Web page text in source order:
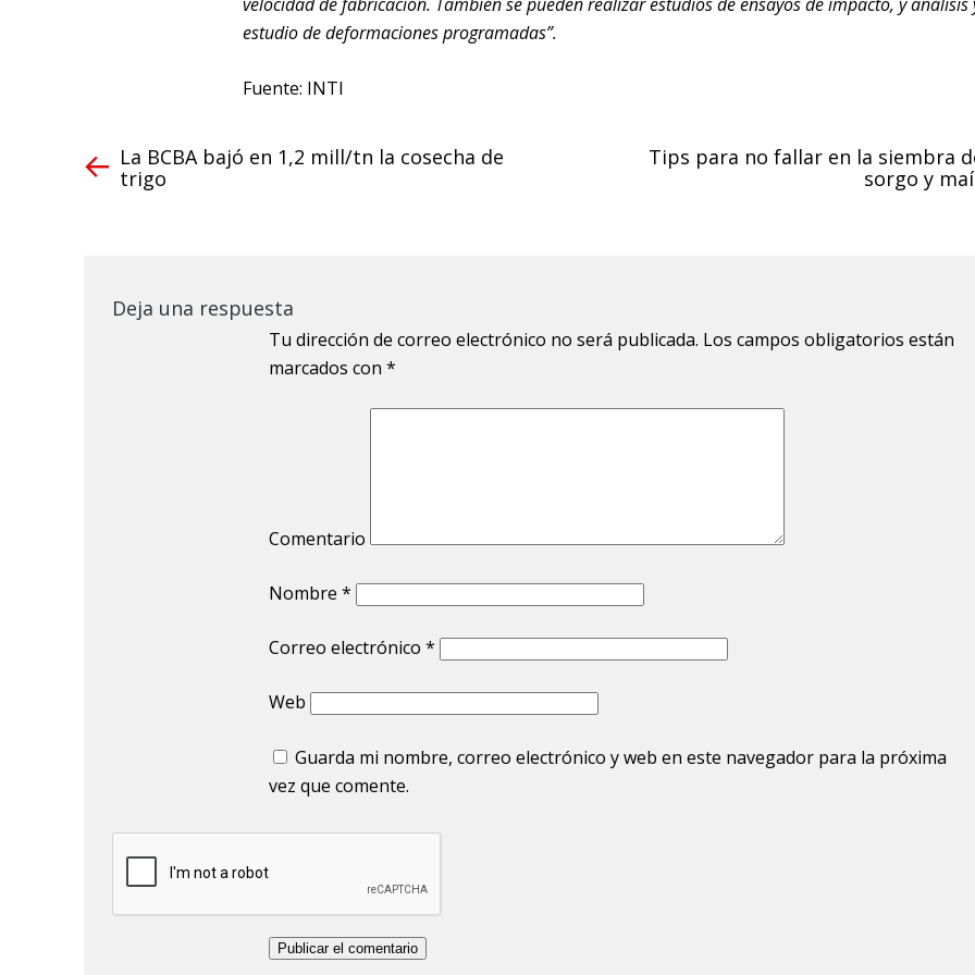
estudio de deformaciones programadas”.
Fuente: INTI
La BCBA bajó en 1,2 mill/tn la cosecha de
trigo
Tips para no fallar en la siembra
sorgo y
Deja una respuesta
Tu dirección de correo electrónico no será publicada. Los campos obligatorios están
marcados con *
Comentario
Nombre *
Correo electrónico *
Web
Guarda mi nombre, correo electrónico y web en este navegador para la próxima
vez que comente.